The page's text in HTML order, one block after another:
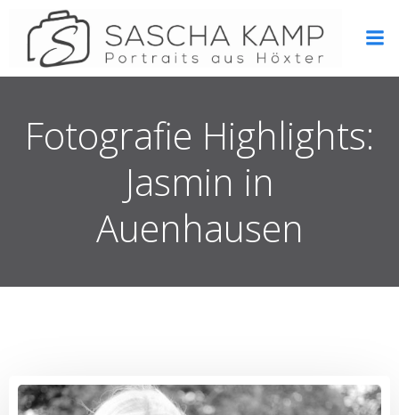
Inhalt
springen
Fotografie Highlights:
Jasmin in
Auenhausen